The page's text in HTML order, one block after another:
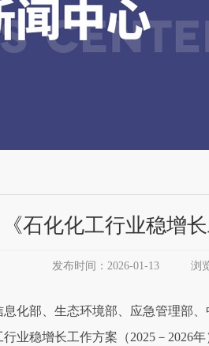
《石化化工行业稳增
发布时间：2026-01-13 浏
化部、生态环境部、应急管理部
业稳增长工作方案（2025－2026